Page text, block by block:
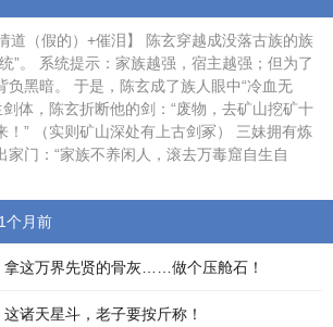
道（假的）+催泪】 陈玄穿越成没落古族的族
”。 系统提示：家族越强，宿主越强；但为了
负黑暗。 于是，陈玄成了族人眼中“冷血无
体，陈玄折断他的剑：“废物，去矿山挖矿十
！” （实则矿山深处有上古剑冢） 三妹拥有炼
家门：“家族不养闲人，滚去万毒窟自生自
个月前
拿这万界先贤的骨灰……做个压舱石！
诸天星斗，老子要按斤称！